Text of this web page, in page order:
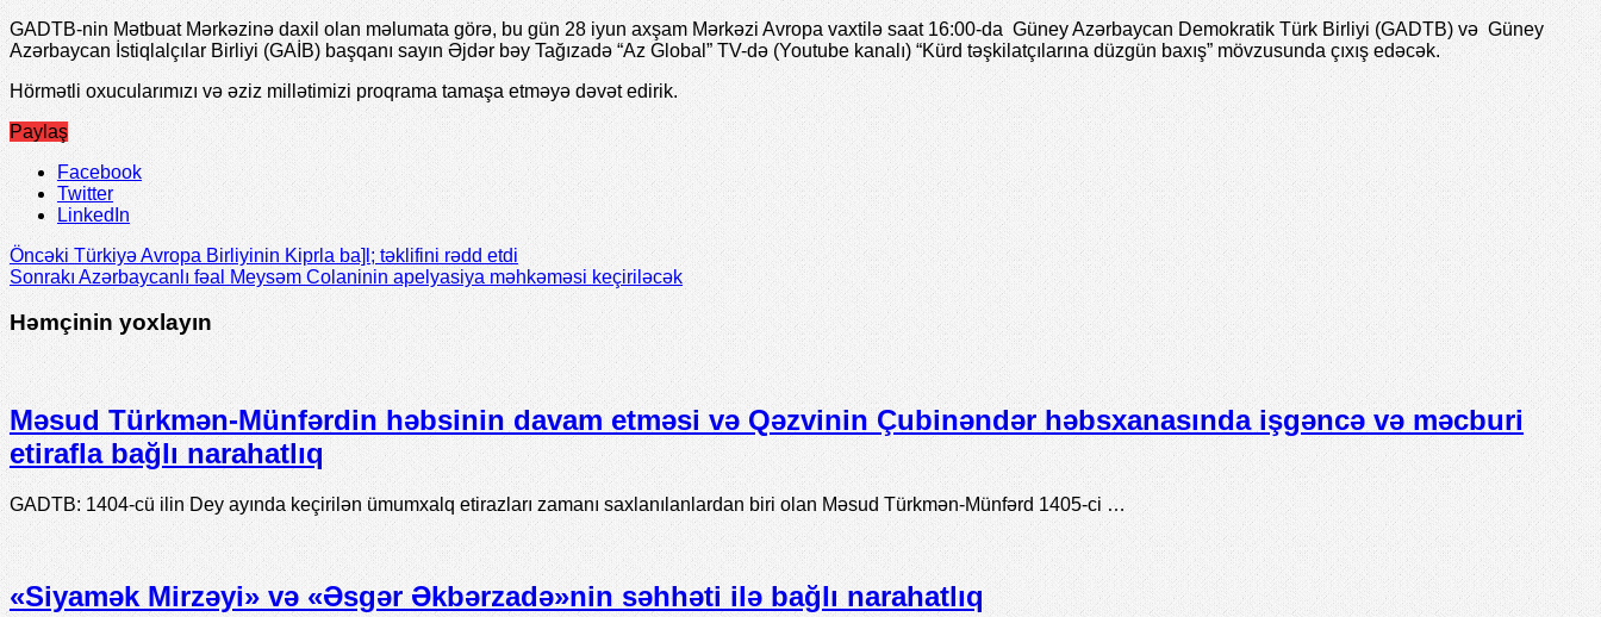
GADTB-nin Mətbuat Mərkəzinə daxil olan məlumata görə, bu gün 28 iyun axşam Mərkəzi Avropa vaxtilə saat 16:00-da Güney Azərbaycan Demokratik Türk Birliyi (GADTB) və Güney
Azərbaycan İstiqlalçılar Birliyi (GAİB) başqanı sayın Əjdər bəy Tağızadə “Az Global” TV-də (Youtube kanalı) “Kürd təşkilatçılarına düzgün baxış” mövzusunda çıxış edəcək.
Hörmətli oxucularımızı və əziz millətimizi proqrama tamaşa etməyə dəvət edirik.
Paylaş
Facebook
Twitter
LinkedIn
Öncəki Türkiyə Avropa Birliyinin Kiprla ba]l; təklifini rədd etdi
Sonrakı Azərbaycanlı fəal Meysəm Colaninin apelyasiya məhkəməsi keçiriləcək
Həmçinin yoxlayın
Məsud Türkmən-Münfərdin həbsinin davam etməsi və Qəzvinin Çubinəndər həbsxanasında işgəncə və məcburi
etirafla bağlı narahatlıq
GADTB: 1404-cü ilin Dey ayında keçirilən ümumxalq etirazları zamanı saxlanılanlardan biri olan Məsud Türkmən-Münfərd 1405-ci …
«Siyamək Mirzəyi» və «Əsgər Əkbərzadə»nin səhhəti ilə bağlı narahatlıq